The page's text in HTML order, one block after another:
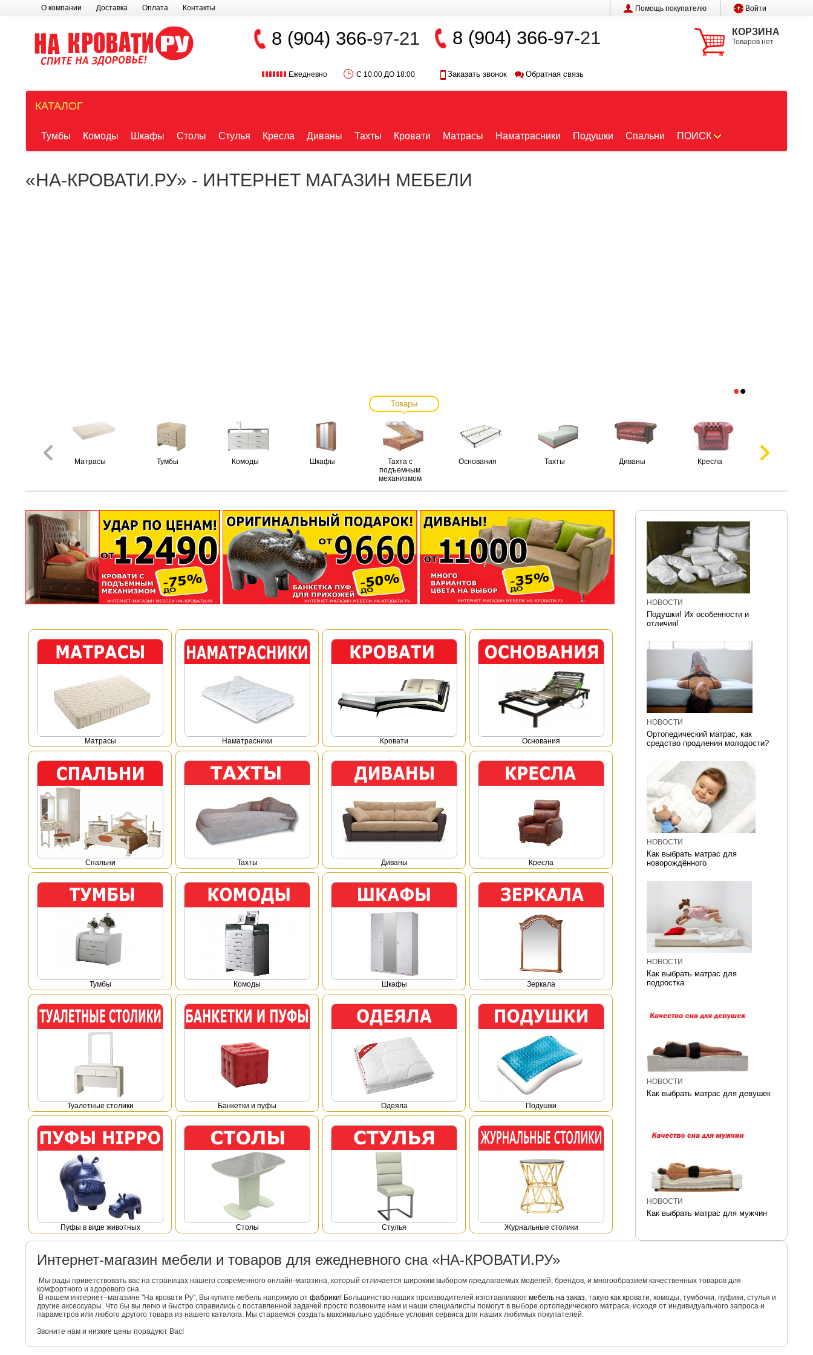
О компании Доставка Оплата Контакты Помощь покупателю Войти
КОРЗИНА
Товаров нет
8 (904) 366-97-21
Ежедневно С 10:00 ДО 18:00
8 (904) 366-97-21
Заказать звонок Обратная связь
КАТАЛОГ
Тумбы Комоды Шкафы Столы Стулья Кресла Диваны Тахты Кровати Матрасы Наматрасники Подушки Спальни ПОИСК
«НА-КРОВАТИ.РУ» - ИНТЕРНЕТ МАГАЗИН МЕБЕЛИ
••
Товары
Матрасы Тумбы Комоды Шкафы
Тахта с
подъемным
механизмом
Основания Тахты Диваны Кресла
НОВОСТИ
Подушки! Их особенности и
отличия!
НОВОСТИ
Ортопедический матрас, как
средство продления молодости?
НОВОСТИ
Как выбрать матрас для
новорождённого
НОВОСТИ
Как выбрать матрас для
подростка
НОВОСТИ
Как выбрать матрас для девушек
НОВОСТИ
Как выбрать матрас для мужчин
Mатрасы Наматрасники Кровати Основания
Спальни Тахты Диваны Кресла
Тумбы Комоды Шкафы Зеркала
Туалетные столики Банкетки и пуфы Одеяла Подушки
Пуфы в виде животных Столы Стулья Журнальные столики
Интернет-магазин мебели и товаров для ежедневного сна «НА-КРОВАТИ.РУ»
Мы рады приветствовать вас на страницах нашего современного онлайн-магазина, который отличается широким выбором предлагаемых моделей, брендов, и многообразием качественных товаров для
комфортного и здорового сна.
В нашем интернет–магазине "На кровати Ру", Вы купите мебель напрямую от фабрики! Большинство наших производителей изготавливают мебель на заказ, такую как кровати, комоды, тумбочки, пуфики, стулья и
другие аксессуары. Что бы вы легко и быстро справились с поставленной задачей просто позвоните нам и наши специалисты помогут в выборе ортопедического матраса, исходя от индивидуального запроса и
параметров или любого другого товара из нашего каталога. Мы стараемся создать максимально удобные условия сервиса для наших любимых покупателей.
Звоните нам и низкие цены порадуют Вас!